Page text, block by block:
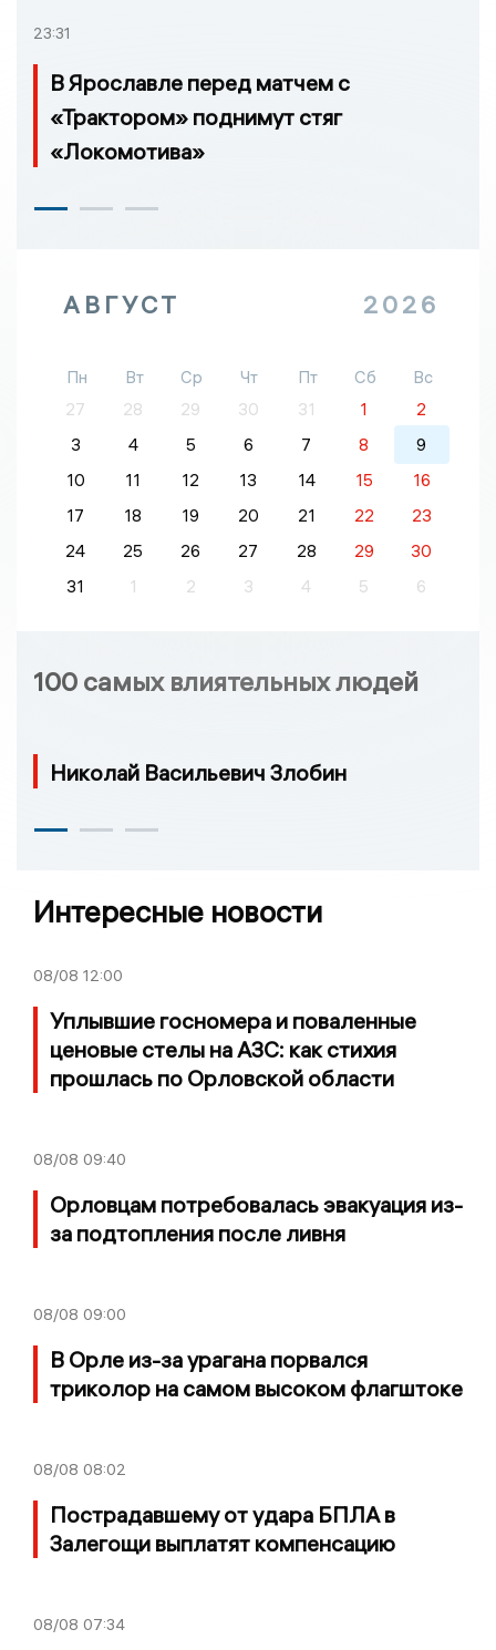
23:31
В Ярославле перед матчем с
«Трактором» поднимут стяг
«Локомотива»
АВГУСТ 2026
Пн Вт Ср Чт Пт Сб
Вс
27
28 29 30 31 1
2
3
4 5 6 7 8
9
10
11 12 13 14 15
16
17
18 19 20 21 22
23
24
25 26 27 28 29
30
31
1 2 3 4 5 6
100 самых влиятельных людей
Николай Васильевич Злобин
Интересные новости
08/08 12:00
Уплывшие госномера и поваленные
ценовые стелы на АЗС: как стихия
прошлась по Орловской области
08/08 09:40
Орловцам потребовалась эвакуация из-
за подтопления после ливня
08/08 09:00
В Орле из-за урагана порвался
триколор на самом высоком флагштоке
08/08 08:02
Пострадавшему от удара БПЛА в
Залегощи выплатят компенсацию
08/08 07:34